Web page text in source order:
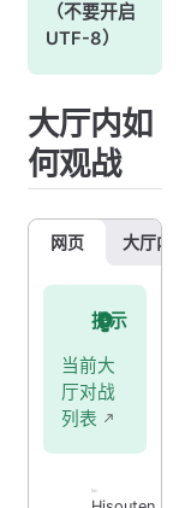
（不要开启
UTF-8）
大厅内如
何观战
网页 大厅内
提示
当前大
厅对战
列表